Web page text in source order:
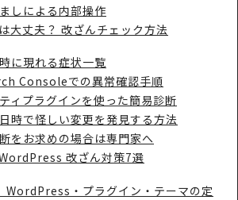
しによる内部操作
大丈夫？ 改ざんチェック方法
に現れる症状一覧
Consoleでの異常確認手順
ィプラグインを使った簡易診断
時で怪しい変更を発見する方法
をお求めの場合は専門家へ
改ざん対策7選
WordPress・プラグイン・テーマの定